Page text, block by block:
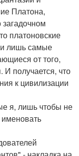
Платона,
платоновские
лишь самые
от того,
И получается, что
к цивилизации
я, лишь чтобы не